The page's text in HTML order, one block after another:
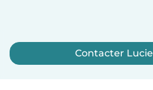
Contacter Lucie